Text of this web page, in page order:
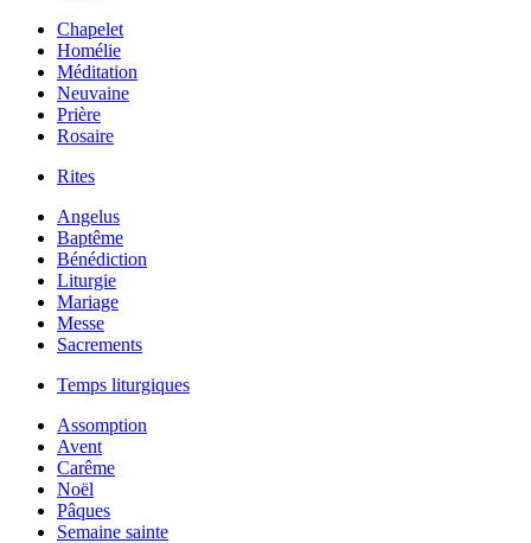
Chapelet
Homélie
Méditation
Neuvaine
Prière
Rosaire
Rites
Angelus
Baptême
Bénédiction
Liturgie
Mariage
Messe
Sacrements
Temps liturgiques
Assomption
Avent
Carême
Noël
Pâques
Semaine sainte